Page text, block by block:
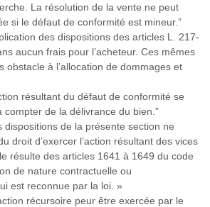
La résolution de la vente ne peut
si le défaut de conformité est mineur.”
des dispositions des articles L. 217-
aucun frais pour l’acheteur. Ces mêmes
obstacle à l’allocation de dommages et
résultant du défaut de conformité se
compter de la délivrance du bien.”
dispositions de la présente section ne
droit d’exercer l’action résultant des vices
résulte des articles 1641 à 1649 du code
de nature contractuelle ou
est reconnue par la loi. »
récursoire peur être exercée par le